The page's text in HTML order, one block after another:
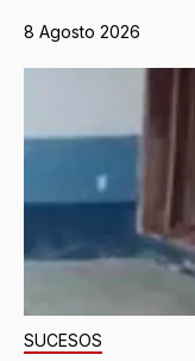
8 Agosto 2026
SUCESOS